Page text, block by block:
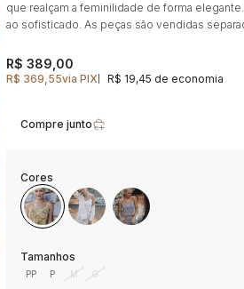
que realçam a feminilidade de forma
ao sofisticado. As peças são vendidas
R$ 369,55via PIX R$ 19,45 de economia
R$ 389,00
Compre junto
PP P M G